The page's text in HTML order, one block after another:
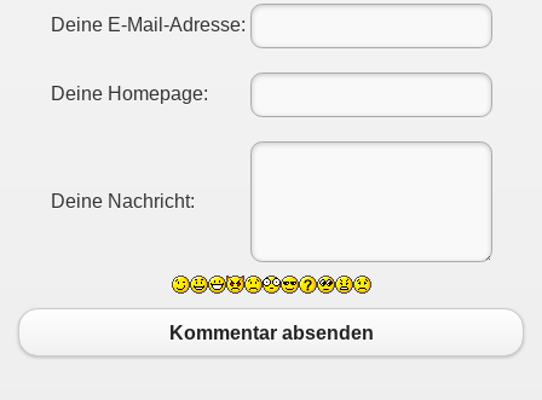
Deine E-Mail-Adresse:
Deine Homepage:
Deine Nachricht:
Kommentar absenden